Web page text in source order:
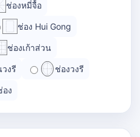
ช่องหมี่จื้อ
ช่อง Hui Gong
ช่องเก้าส่วน
งรี ช่องวงรี
ง